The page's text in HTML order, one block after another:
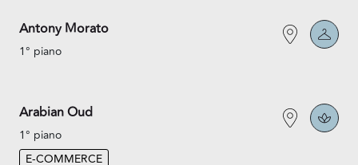
Antony Morato
1° piano
Arabian Oud
1° piano
E-COMMERCE